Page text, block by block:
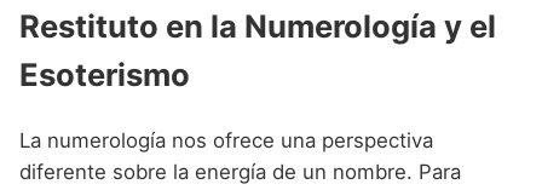
Restituto en la Numerología y el
Esoterismo
La numerología nos ofrece una perspectiva
diferente sobre la energía de un nombre. Para